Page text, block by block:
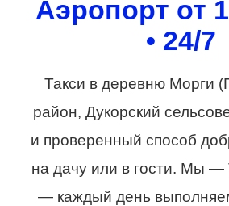
Аэропорт от
• 24/7
Такси в деревню Морги
район, Дукорский
и проверенный способ
на дачу или в гости. Мы —
— каждый день